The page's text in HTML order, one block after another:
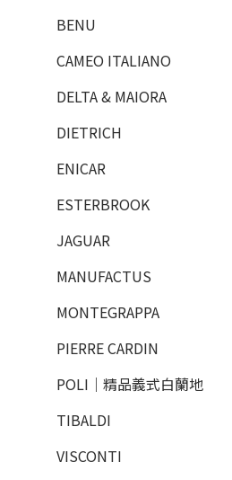
BENU
CAMEO ITALIANO
DELTA & MAIORA
DIETRICH
ENICAR
ESTERBROOK
JAGUAR
MANUFACTUS
MONTEGRAPPA
PIERRE CARDIN
POLI｜精品義式白蘭地
TIBALDI
VISCONTI